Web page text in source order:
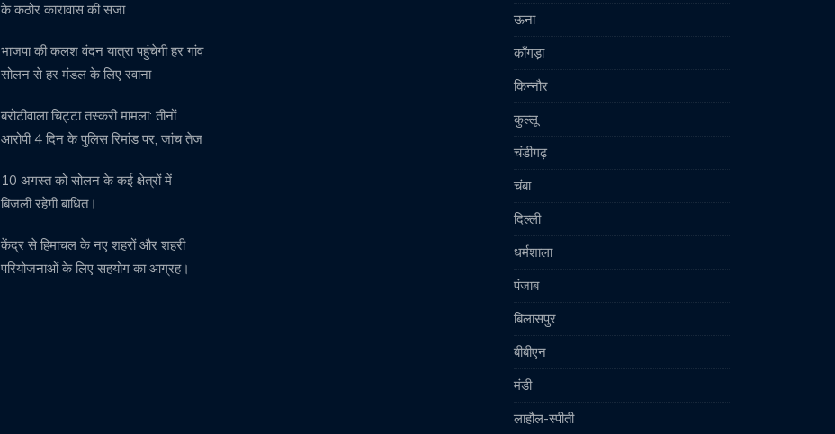
के कठोर कारावास की सजा
भाजपा की कलश वंदन यात्रा पहुंचेगी हर गांव
सोलन से हर मंडल के लिए रवाना
बरोटीवाला चिट्टा तस्करी मामला: तीनों
आरोपी 4 दिन के पुलिस रिमांड पर, जांच तेज
10 अगस्त को सोलन के कई क्षेत्रों में
बिजली रहेगी बाधित।
केंद्र से हिमाचल के नए शहरों और शहरी
परियोजनाओं के लिए सहयोग का आग्रह।
ऊना
काँगड़ा
किन्नौर
कुल्लू
चंडीगढ़
चंबा
दिल्ली
धर्मशाला
पंजाब
बिलासपुर
बीबीएन
मंडी
लाहौल-स्पीती